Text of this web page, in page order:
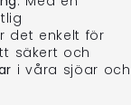
det enkelt för
säkert och
i våra sjöar och